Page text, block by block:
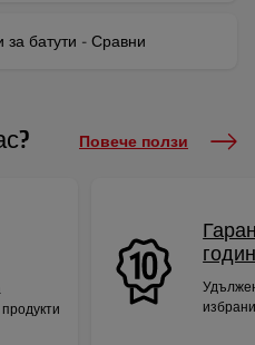
батути - Сравни
Повече ползи